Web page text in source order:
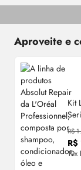
Aproveite e
Kit
R$
10x